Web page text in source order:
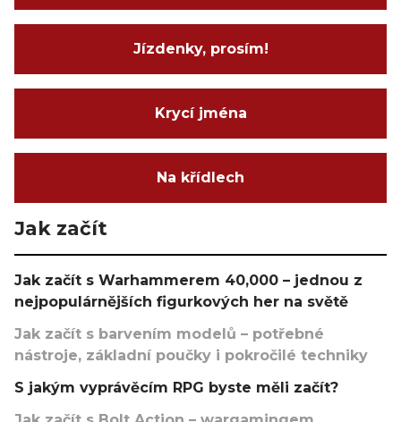
Jízdenky, prosím!
Krycí jména
Na křídlech
Jak začít
Jak začít s Warhammerem 40,000 – jednou z
nejpopulárnějších figurkových her na světě
Jak začít s barvením modelů – potřebné
nástroje, základní poučky i pokročilé techniky
S jakým vyprávěcím RPG byste měli začít?